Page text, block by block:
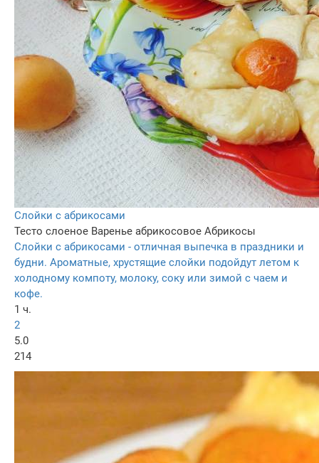
Слойки с абрикосами
Тесто слоеное Варенье абрикосовое Абрикосы
Слойки с абрикосами - отличная выпечка в праздники и
будни. Ароматные, хрустящие слойки подойдут летом к
холодному компоту, молоку, соку или зимой с чаем и
кофе.
1 ч.
2
5.0
214